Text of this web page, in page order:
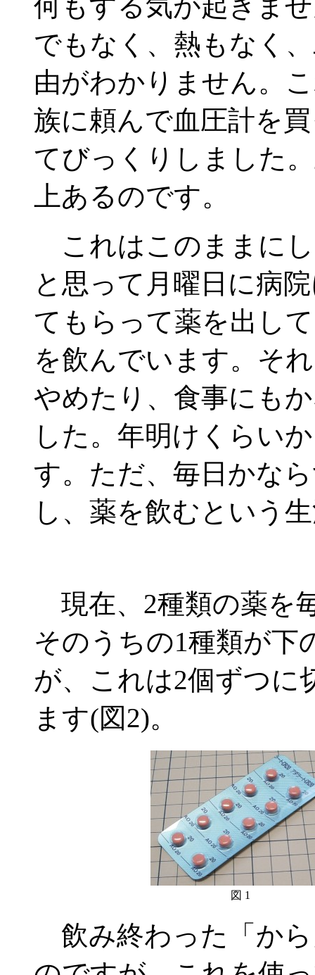
何もする気が起きま
でもなく、熱もなく
由がわかりません。
族に頼んで血圧計を
てびっくりしました
上あるのです。
これはこのままに
と思って月曜日に病
てもらって薬を出し
を飲んでいます。そ
やめたり、食事にも
した。年明けくらい
す。ただ、毎日かな
し、薬を飲むという
現在、2種類の薬を
そのうちの1種類が下
が、これは2個ずつに
ます(図2)。
図 1
飲み終わった「か